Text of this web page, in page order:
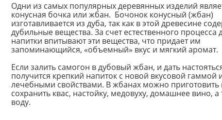
Одни из самых популярных деревянных изделий
конусная бочка или жбан. Бочонок конусный (жбан)
изготавливается из дуба, так как в этой древесине
дубильные вещества. За счет естественного процесса
напитки впитывают эти вещества, что придает им
запоминающийся, «объемный» вкус и мягкий аромат.
Если залить самогон в дубовый жбан, и дать
получится крепкий напиток с новой вкусовой гаммой
лечебными свойствами. В жбанах можно приготовить
сохранить квас, настойку, медовуху, домашнее вино, а
воду.